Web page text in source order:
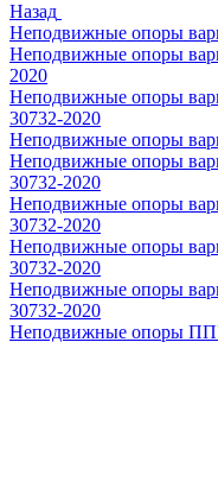
Назад
Неподвижные опоры
Неподвижные опоры
2020
Неподвижные опоры
30732-2020
Неподвижные опоры
Неподвижные опоры
30732-2020
Неподвижные опоры
30732-2020
Неподвижные опоры
30732-2020
Неподвижные опоры
30732-2020
Неподвижные опоры